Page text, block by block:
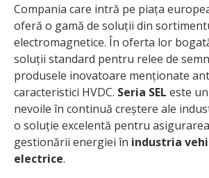
Compania care intră pe piața
oferă o gamă de soluții din
electromagnetice. În oferta lor
soluții standard pentru relee de
produsele inovatoare menționate
caracteristici HVDC. Seria SEL este
nevoile în continuă creștere ale
o soluție excelentă pentru
gestionării energiei în industria
electrice.